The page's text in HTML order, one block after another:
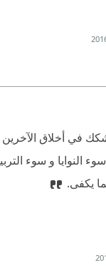
في أخلاق الآخرين
النوايا و سوء
يكفى.